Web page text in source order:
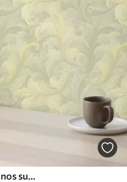
Volutas barrocas de acanto en tonos suaves